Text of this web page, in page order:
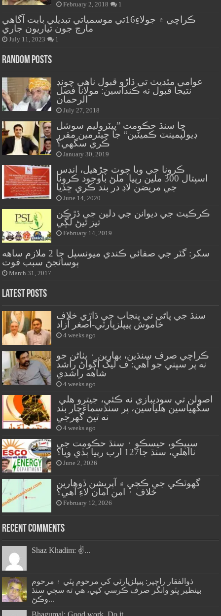
February 2, 2018 1
ڪراچي ۾ جولاءِ16تي موسمياتي تبديلي بابت آگاهي
مارچ جون تياريون جاري
July 11, 2023 1
Random Posts
عوامي مئڊيٽ تي ڌاڙو قبول ناهي چونڊ
نتيجا قبول نه ڪنداسين: مولانا فضل
الرحمان
July 27, 2018
ڇا سنڌ حڪومت ”پيٽروليم سوشل
ڊيولپمينٽ ڪميٽين“ جا چيئرمين مقرر
ڪري سگهي؟
January 30, 2019
ڪرونا جي وبا چوٽ چڙهيل، انڊس
اسپتال 300 ملين رپيا ملڻ باوجود ڪرونا
جي مريضن لاڊ در بند ڪري ڇڏيا
June 14, 2020
ڪرڪيٽ جي ديوانن جي دلين جي ڌڙڪن
تيز ٿيڻ لڳي
February 14, 2019
سکر: گٽر جي صفائي ڪندي ميونسپل جا 2 ملازم ساهه
ٻوساٽجڻ سبب فوت
March 31, 2017
Latest Posts
سنڌ جي پاڻي تي پنجاب جي ڌاڙي خلاف
خاموش پيپلزپارٽي-اصغر آزاد
4 weeks ago
ڪراچي صرف سنڌين، بهارين ۽ پٺاڻن جو
نه پر سڀني جو آهي: ف ليگ اڳواڻ راشد
شاهه راشدي
4 weeks ago
سگهياسين هلياسين، پر سنڌسماءَچار بند
نه ٿيڻ گهرجي
4 weeks ago
سيپڪو، حيسڪو ۽ سنڌ حڪومت جي
نااهلي، سنڌ جا127 ارب رپيا ٻڏي ويا؟
June 2, 2026
گهوٽڪي جي ڪچي ۾ آپريشن ڏوهارين
خلاف ۽ امن امان لاءِ آهي؟
February 12, 2026
Recent Comments
Shaz Khadim: ✌️...
ذوالفقار راڄپر: پيپلزپارٽي کي مرحوم ڀٽي ۽ مرحوم
بينظير ڀٽو وانگر صرف ڪرسي کپي، هي ته سڄي سنڌ
وڪڻ...